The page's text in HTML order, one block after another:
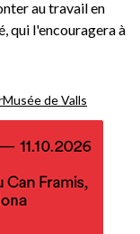
au travail en
qui l'encouragera à
Musée de Valls